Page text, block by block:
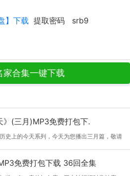
】下载 提取密码 srb9
家合集一键下载
》(三月)MP3免费打包下.
史上的今天系列，今天为您播出三月篇，敬请
免费打包下载 36回全集